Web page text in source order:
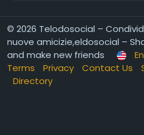
© 2026 Telodosocial –
nuove amicizie,eldosocial –
and make new friends
Terms
Privacy Contact Us
Directory